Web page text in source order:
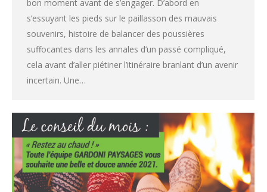
bon moment avant de s’engager. D’abord en
s’essuyant les pieds sur le paillasson des mauvais
souvenirs, histoire de balancer des poussières
suffocantes dans les annales d’un passé compliqué,
cela avant d’aller piétiner l’itinéraire branlant d’un avenir
incertain. Une…